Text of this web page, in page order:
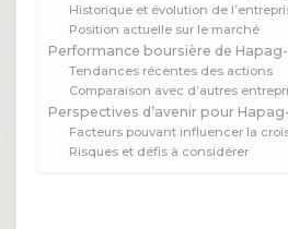
Historique et évolution de
Position actuelle sur le marché
Performance boursière de
Tendances récentes des actions
Comparaison avec d’autres
Perspectives d’avenir pour
Facteurs pouvant influencer la
Risques et défis à considérer